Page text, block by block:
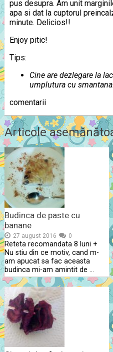
pus desupra. Am unit
apa si dat la cuptorul
minute. Delicios!!
Enjoy pitic!
Tips:
Cine are dezlegare la
umplutura cu smantana.
comentarii
Articole
Budinca de paste cu
banane
27 august 2016 0
Reteta recomandata 8 luni +
Nu stiu din ce motiv, cand m-
am apucat sa fac aceasta
budinca mi-am amintit de …